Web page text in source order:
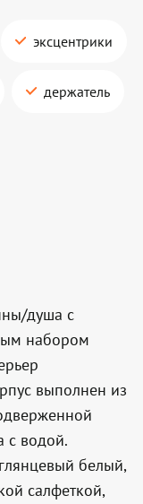
эксцентрики
держатель
душа с
набором
выполнен из
с водой.
белый,
салфеткой,